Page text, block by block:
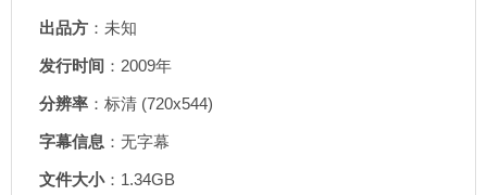
出品方 ：未知
发行时间 ：2009年
分辨率 ：标清 (720x544)
字幕信息 ：无字幕
文件大小：1.34GB